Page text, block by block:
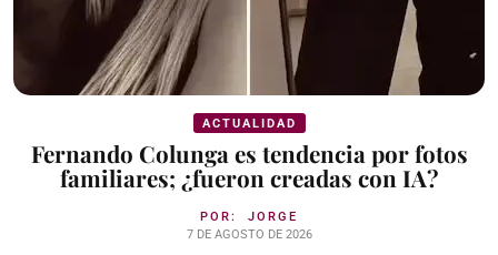
ACTUALIDAD
Fernando Colunga es tendencia por fotos
familiares; ¿fueron creadas con IA?
POR: JORGE
7 DE AGOSTO DE 2026